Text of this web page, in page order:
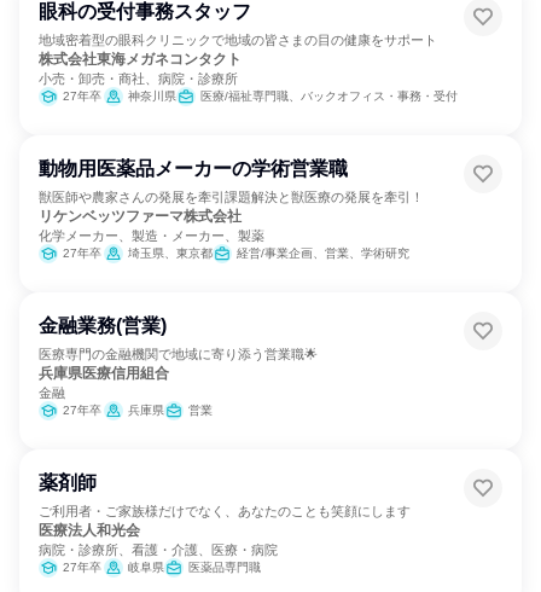
眼科の受付事務スタッフ
地域密着型の眼科クリニックで地域の皆さまの目の健康をサポート
株式会社東海メガネコンタクト
小売・卸売・商社、病院・診療所
27年卒 神奈川県 医療/福祉専門職、バックオフィス・事務・受付
動物用医薬品メーカーの学術営業職
獣医師や農家さんの発展を牽引課題解決と獣医療の発展を牽引！
リケンベッツファーマ株式会社
化学メーカー、製造・メーカー、製薬
27年卒 埼玉県、東京都 経営/事業企画、営業、学術研究
金融業務(営業)
医療専門の金融機関で地域に寄り添う営業職🌟
兵庫県医療信用組合
金融
27年卒 兵庫県 営業
薬剤師
ご利用者・ご家族様だけでなく、あなたのことも笑顔にします
医療法人和光会
病院・診療所、看護・介護、医療・病院
27年卒 岐阜県 医薬品専門職